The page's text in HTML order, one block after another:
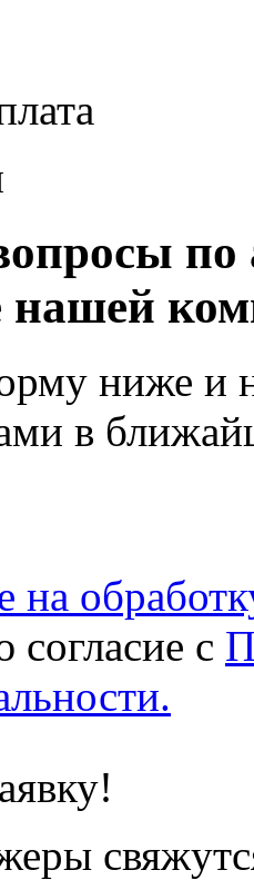
по
нашей
ниже и
в
на
с